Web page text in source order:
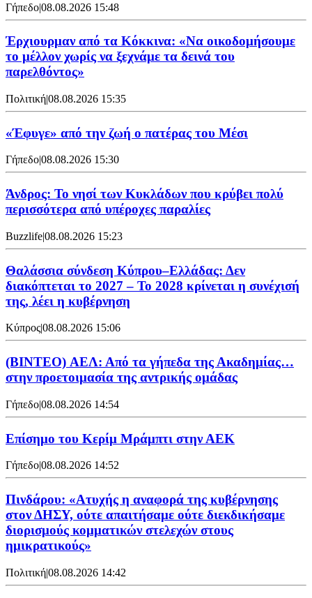
Γήπεδο|08.08.2026 15:48
Έρχιουρμαν από τα Κόκκινα: «Να οικοδομήσουμε
το μέλλον χωρίς να ξεχνάμε τα δεινά του
παρελθόντος»
Πολιτική|08.08.2026 15:35
«Έφυγε» από την ζωή ο πατέρας του Μέσι
Γήπεδο08.08.2026 15:30
Άνδρος: Το νησί των Κυκλάδων που κρύβει πολύ
περισσότερα από υπέροχες παραλίες
Buzzlife|08.08.2026 15:23
Θαλάσσια σύνδεση Κύπρου–Ελλάδας: Δεν
διακόπτεται το 2027 – Το 2028 κρίνεται η συνέχισή
της, λέει η κυβέρνηση
Κύπρος|08.08.2026 15:06
(BINTEO) ΑΕΛ: Από τα γήπεδα της Ακαδημίας…
στην προετοιμασία της αντρικής ομάδας
Γήπεδο|08.08.2026 14:54
Επίσημο του Κερίμ Μράμπτι στην ΑΕK
Γήπεδο|08.08.2026 14:52
Πινδάρου: «Ατυχής η αναφορά της κυβέρνησης
στον ΔΗΣΥ, ούτε απαιτήσαμε ούτε διεκδικήσαμε
διορισμούς κομματικών στελεχών στους
ημικρατικούς»
Πολιτική|08.08.2026 14:42